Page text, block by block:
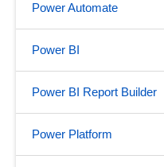
Power Automate
Power BI
Power BI Report Builder
Power Platform